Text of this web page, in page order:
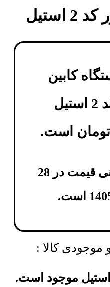
کابین
تومان است.
آخرین بروزرسانی قیمت در 28
کالا :